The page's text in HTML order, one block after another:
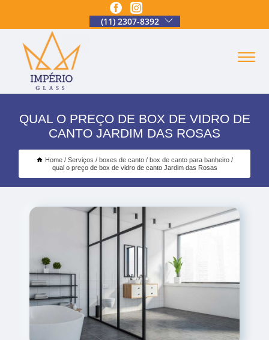
(11) 2307-8392
QUAL O PREÇO DE BOX DE VIDRO DE
CANTO JARDIM DAS ROSAS
Home Serviços boxes de canto
box de canto para banheiro
qual o preço de box de vidro de canto Jardim das Rosas